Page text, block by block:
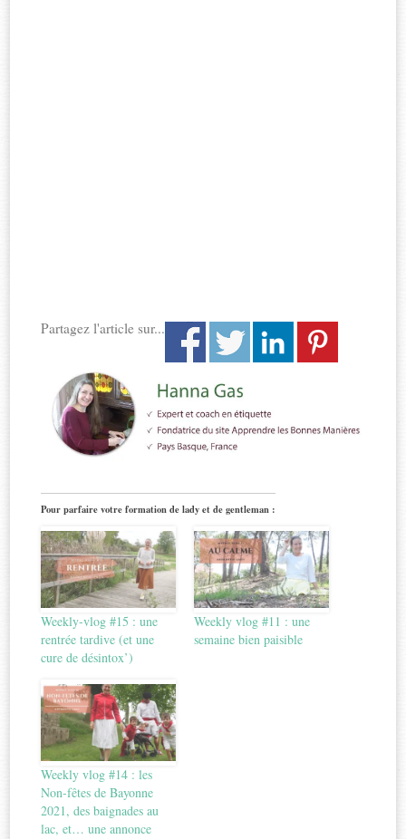
Partagez l'article sur...
Pour parfaire votre formation de lady et de gentleman :
Weekly-vlog #15 : une
rentrée tardive (et une
cure de désintox’)
Weekly vlog #11 : une
semaine bien paisible
Weekly vlog #14 : les
Non-fêtes de Bayonne
2021, des baignades au
lac, et… une annonce